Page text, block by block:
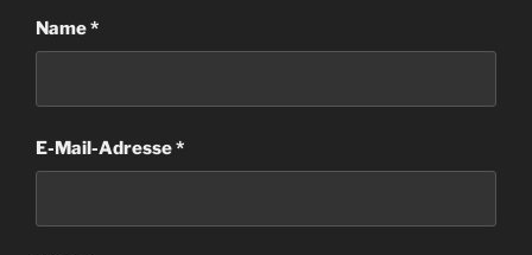
Name*
E-Mail-Adresse*